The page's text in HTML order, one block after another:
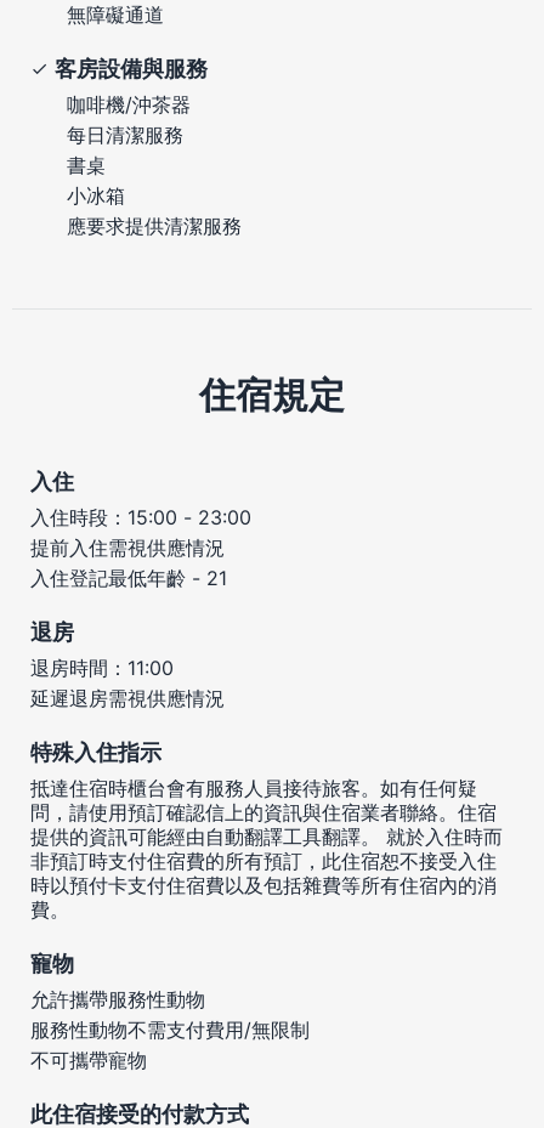
無障礙通道
客房設備與服務
咖啡機/沖茶器
每日清潔服務
書桌
小冰箱
應要求提供清潔服務
住宿規定
入住
入住時段：15:00 - 23:00
提前入住需視供應情況
入住登記最低年齡 - 21
退房
退房時間：11:00
延遲退房需視供應情況
特殊入住指示
抵達住宿時櫃台會有服務人員接待旅客。如有任何疑
問，請使用預訂確認信上的資訊與住宿業者聯絡。住宿
提供的資訊可能經由自動翻譯工具翻譯。 就於入住時而
非預訂時支付住宿費的所有預訂，此住宿恕不接受入住
時以預付卡支付住宿費以及包括雜費等所有住宿內的消
費。
寵物
允許攜帶服務性動物
服務性動物不需支付費用/無限制
不可攜帶寵物
此住宿接受的付款方式